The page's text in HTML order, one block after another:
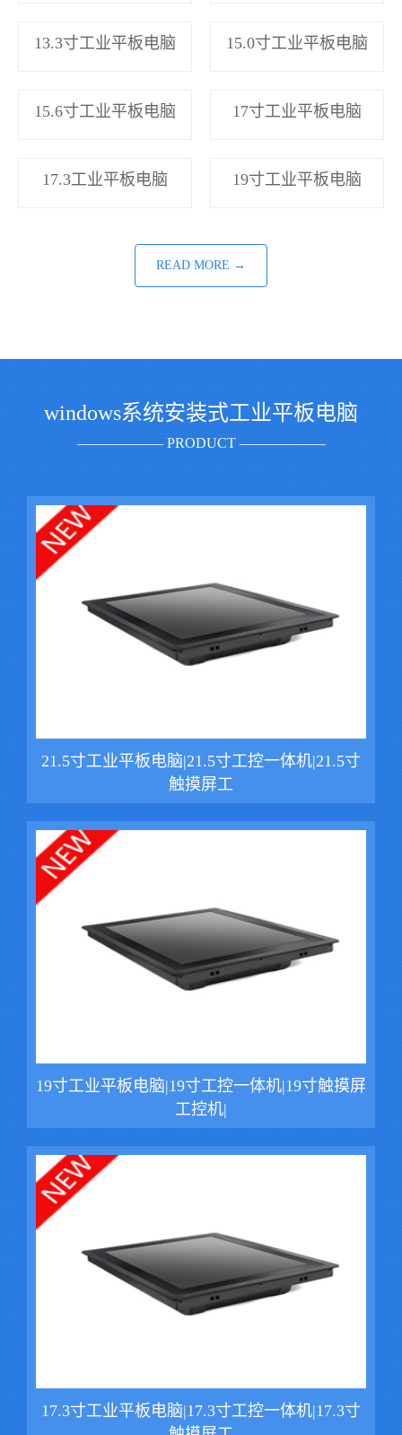
13.3寸工业平板电脑 15.0寸工业平板电脑
15.6寸工业平板电脑 17寸工业平板电脑
17.3工业平板电脑 19寸工业平板电脑
READ MORE →
windows系统安装式工业平板电脑
—————— PRODUCT ——————
21.5寸工业平板电脑|21.5寸工控一体机|21.5寸
触摸屏工
19寸工业平板电脑|19寸工控一体机|19寸触摸屏
工控机|
17.3寸工业平板电脑|17.3寸工控一体机|17.3寸